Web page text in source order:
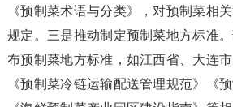
《预制菜术语与分类》，对预制菜相
规定。三是推动制定预制菜地方标准
布预制菜地方标准，如江西省、大连
《预制菜冷链运输配送管理规范》《